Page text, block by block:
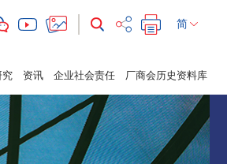
简
究 资讯 企业社会责任 厂商会历史资料库